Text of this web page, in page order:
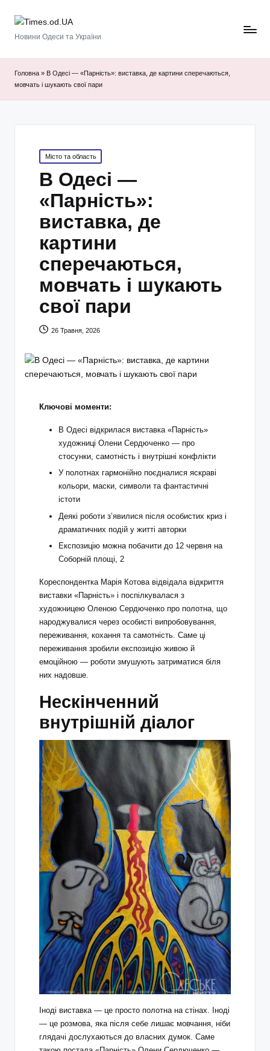
Новини Одеси та України
Головна » В Одесі — «Парність»: виставка, де картини сперечаються,
мовчать і шукають свої пари
Posted
in
Місто та область
В Одесі —
«Парність»:
виставка, де
картини
сперечаються,
мовчать і шукають
свої пари
26 Травня, 2026
Ключові моменти:
В Одесі відкрилася виставка «Парність»
художниці Олени Сердюченко — про
стосунки, самотність і внутрішні конфлікти
У полотнах гармонійно поєдналися яскраві
кольори, маски, символи та фантастичні
істоти
Деякі роботи з’явилися після особистих криз і
драматичних подій у житті авторки
Експозицію можна побачити до 12 червня на
Соборній площі, 2
Кореспондентка Марія Котова відвідала відкриття
виставки «Парність» і поспілкувалася з
художницею Оленою Сердюченко про полотна, що
народжувалися через особисті випробовування,
переживання, кохання та самотність. Саме ці
переживання зробили експозицію живою й
емоційною — роботи змушують затриматися біля
них надовше.
Нескінченний
внутрішній діалог
Іноді виставка — це просто полотна на стінах. Іноді
— це розмова, яка після себе лишає мовчання, ніби
глядачі дослухаються до власних думок. Саме